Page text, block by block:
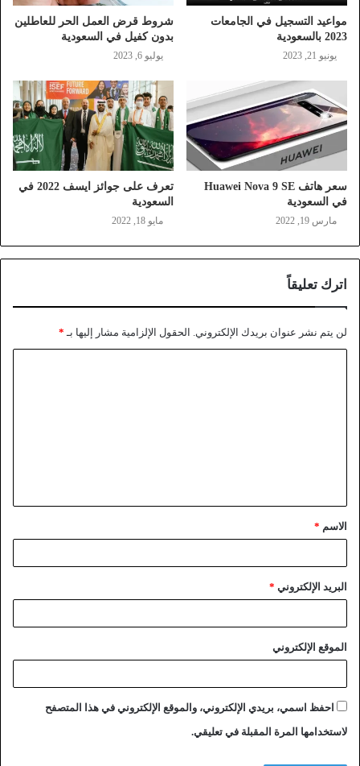
مواعيد التسجيل في الجامعات
2023 بالسعودية
يونيو 21, 2023
شروط قرض العمل الحر للعاطلين
بدون كفيل في السعودية
يوليو 6, 2023
سعر هاتف Huawei Nova 9 SE
في السعودية
مارس 19, 2022
تعرف على جوائز ايسف 2022 في
السعودية
مايو 18, 2022
اترك تعليقاً
لن يتم نشر عنوان بريدك الإلكتروني. الحقول الإلزامية مشار إليها بـ *
الاسم *
البريد الإلكتروني *
الموقع الإلكتروني
احفظ اسمي، بريدي الإلكتروني، والموقع الإلكتروني في هذا المتصفح
لاستخدامها المرة المقبلة في تعليقي.